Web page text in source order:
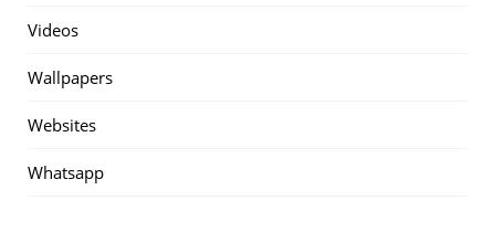
Videos
Wallpapers
Websites
Whatsapp